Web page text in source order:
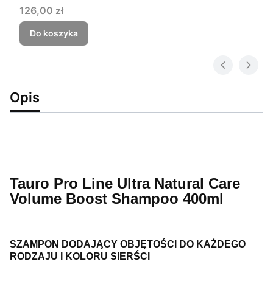
Cena
126,00 zł
Do koszyka
Opis
Tauro Pro Line Ultra Natural Care
Volume Boost Shampoo 400ml
SZAMPON DODAJĄCY OBJĘTOŚCI DO KAŻDEGO
RODZAJU I KOLORU SIERŚCI